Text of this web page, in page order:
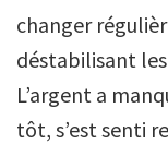
changer
déstabilisant
L’argent a
tôt, s’est senti